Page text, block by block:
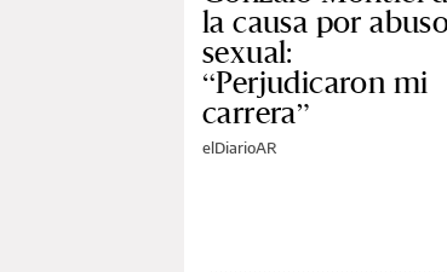
la causa por
sexual:
“Perjudicaron mi
carrera”
elDiarioAR